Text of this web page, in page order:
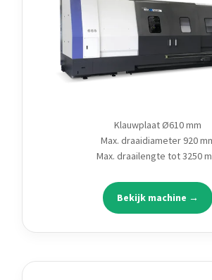
Klauwplaat Ø610 mm
Max. draaidiameter 920
Max. draailengte tot 3250
Bekijk machine →